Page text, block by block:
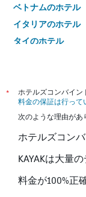
ベトナムのホテル
イタリアのホテル
タイのホテル
*
ホテルズコンバイン
料金の保証は行って
次のような理由があ
ホテルズコン
KAYAKは大量
料金が100%正